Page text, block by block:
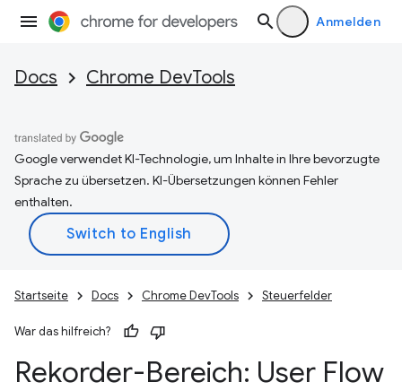
Anmelden
Docs Chrome DevTools
Google verwendet KI-Technologie, um Inhalte in Ihre bevorzugte
Sprache zu übersetzen. KI-Übersetzungen können Fehler
enthalten.
Startseite Docs Chrome DevTools Steuerfelder
War das hilfreich?
Rekorder-Bereich: User Flow